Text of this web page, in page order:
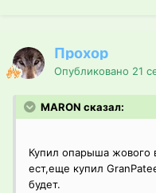
Прохор
Опубликовано 21
MARON сказал:
Купил опарыша жового
ест,еще купил
будет.